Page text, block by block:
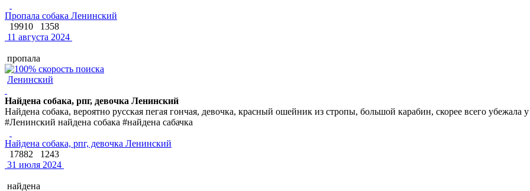
Пропала собака Ленинский
19910
1358
11 августа 2024
пропала
Ленинский
Найдена собака, рпг, девочка Ленинский
Найдена собака, вероятно русская пегая гончая, девочка, красный ошейник из стропы, большой карабин, скорее всего убежала
#Ленинский найдена собака #найдена сабачка
Найдена собака, рпг, девочка Ленинский
17882
1243
31 июля 2024
найдена